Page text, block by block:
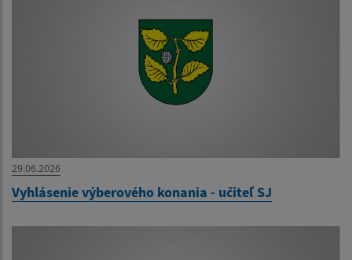
29.06.2026
Vyhlásenie výberového konania - učiteľ SJ